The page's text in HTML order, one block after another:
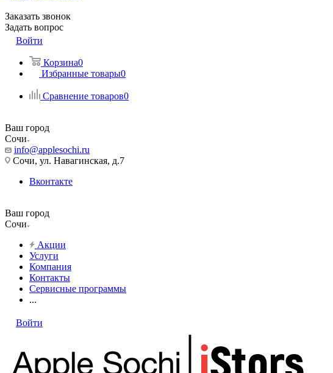
Заказать звонок
Задать вопрос
Войти
Корзина0
Избранные товары0
Сравнение товаров0
Ваш город
Сочи
info@applesochi.ru
Сочи, ул. Навагинская, д.7
Вконтакте
Ваш город
Сочи
Акции
Услуги
Компания
Контакты
Сервисные программы
...
Войти